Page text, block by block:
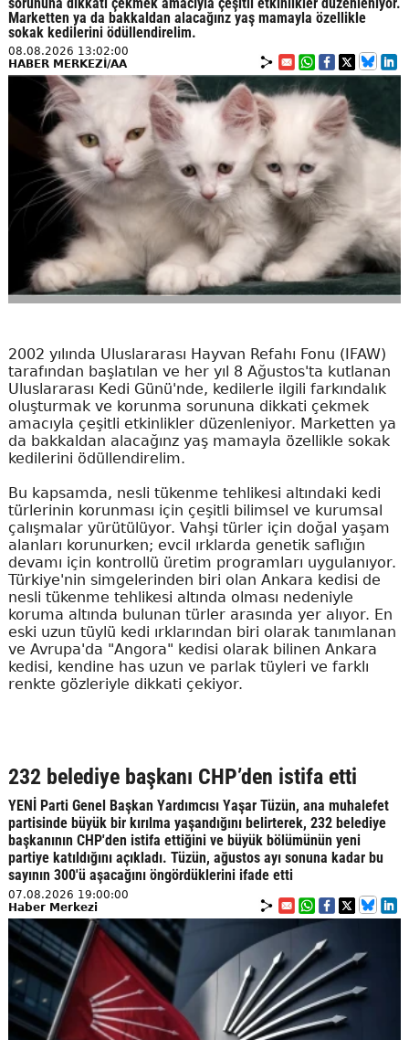
Marketten ya da bakkaldan alacağınz yaş mamayla özellikle
sokak kedilerini ödüllendirelim.
08.08.2026 13:02:00
HABER MERKEZİ/AA
2002 yılında Uluslararası Hayvan Refahı Fonu (IFAW)
tarafından başlatılan ve her yıl 8 Ağustos'ta kutlanan
Uluslararası Kedi Günü'nde, kedilerle ilgili farkındalık
oluşturmak ve korunma sorununa dikkati çekmek
amacıyla çeşitli etkinlikler düzenleniyor. Marketten ya
da bakkaldan alacağınz yaş mamayla özellikle sokak
kedilerini ödüllendirelim.
Bu kapsamda, nesli tükenme tehlikesi altındaki kedi
türlerinin korunması için çeşitli bilimsel ve kurumsal
çalışmalar yürütülüyor. Vahşi türler için doğal yaşam
alanları korunurken; evcil ırklarda genetik saflığın
devamı için kontrollü üretim programları uygulanıyor.
Türkiye'nin simgelerinden biri olan Ankara kedisi de
nesli tükenme tehlikesi altında olması nedeniyle
koruma altında bulunan türler arasında yer alıyor. En
eski uzun tüylü kedi ırklarından biri olarak tanımlanan
ve Avrupa'da "Angora" kedisi olarak bilinen Ankara
kedisi, kendine has uzun ve parlak tüyleri ve farklı
renkte gözleriyle dikkati çekiyor.
232 belediye başkanı CHP’den istifa etti
YENİ Parti Genel Başkan Yardımcısı Yaşar Tüzün, ana muhalefet
partisinde büyük bir kırılma yaşandığını belirterek, 232 belediye
başkanının CHP'den istifa ettiğini ve büyük bölümünün yeni
partiye katıldığını açıkladı. Tüzün, ağustos ayı sonuna kadar bu
sayının 300'ü aşacağını öngördüklerini ifade etti
07.08.2026 19:00:00
Haber Merkezi